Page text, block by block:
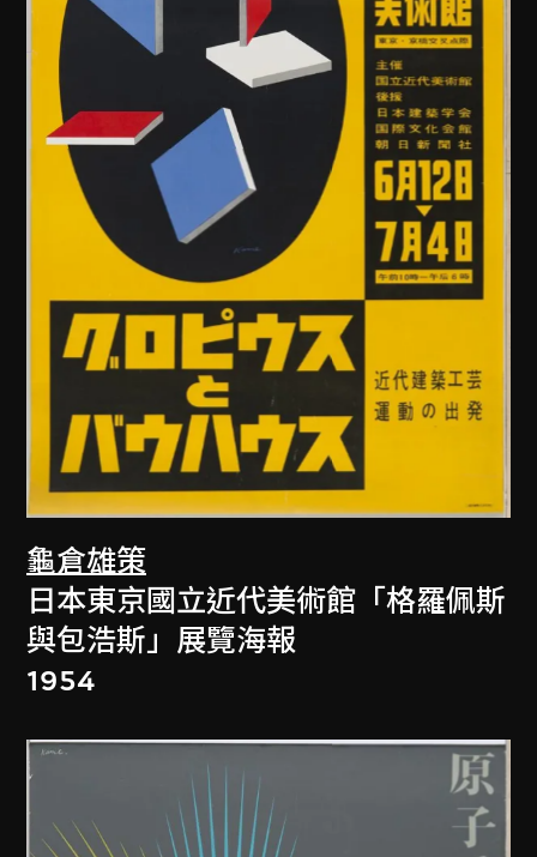
龜倉雄策
日本東京國立近代美術館「格羅佩斯
與包浩斯」展覽海報
1954